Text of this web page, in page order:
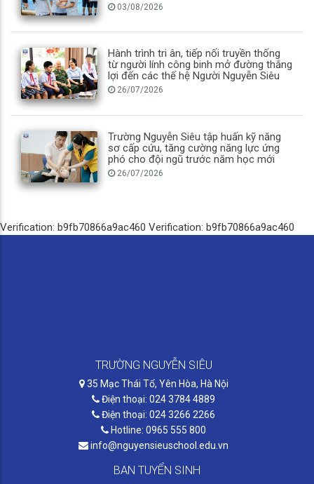
03/08/2026
Hành trình tri ân, tiếp nối truyền thống
từ người lính công binh mở đường thắng
lợi đến các thế hệ Người Nguyễn Siêu
26/07/2026
Trường Nguyễn Siêu tập huấn kỹ năng
sơ cấp cứu, tăng cường năng lực ứng
phó cho đội ngũ trước năm học mới
26/07/2026
Verification: b9fb70866a9ac460 Verification: b9fb70866a9ac460
TRƯỜNG NGUYỄN SIÊU
35 Mạc Thái Tổ, Yên Hòa, Hà Nội
Điện thoại: 024 3784 4889
Điện thoại: 024 3266 2266
Hotline: 0965 555 800
info@nguyensieuschool.edu.vn
BAN TUYỂN SINH